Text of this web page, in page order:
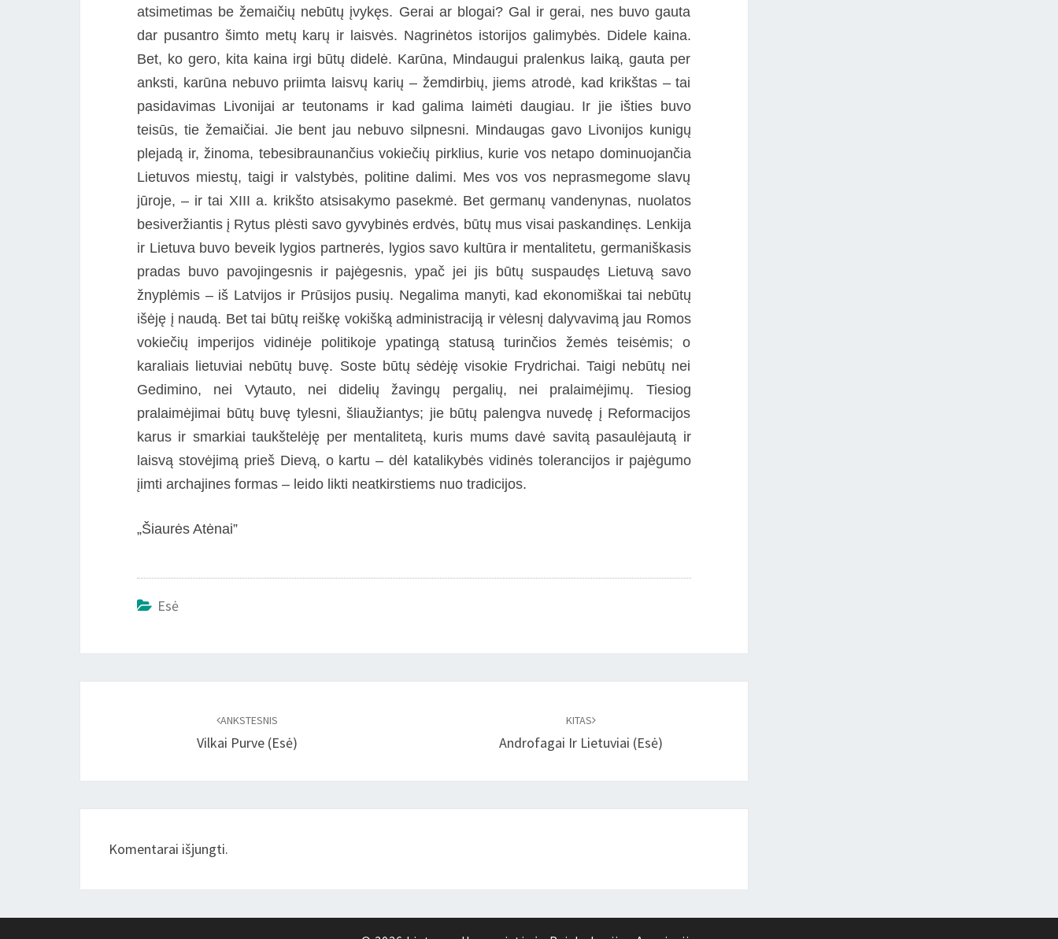
atsimetimas be žemaičių nebūtų įvykęs. Gerai ar blogai? Gal ir gerai, nes buvo gauta
dar pusantro šimto metų karų ir laisvės. Nagrinėtos istorijos galimybės. Didele kaina.
Bet, ko gero, kita kaina irgi būtų didelė. Karūna, Mindaugui pralenkus laiką, gauta per
anksti, karūna nebuvo priimta laisvų karių – žemdirbių, jiems atrodė, kad krikštas – tai
pasidavimas Livonijai ar teutonams ir kad galima laimėti daugiau. Ir jie išties buvo
teisūs, tie žemaičiai. Jie bent jau nebuvo silpnesni. Mindaugas gavo Livonijos kunigų
plejadą ir, žinoma, tebesibraunančius vokiečių pirklius, kurie vos netapo dominuojančia
Lietuvos miestų, taigi ir valstybės, politine dalimi. Mes vos vos neprasmegome slavų
jūroje, – ir tai XIII a. krikšto atsisakymo pasekmė. Bet germanų vandenynas, nuolatos
besiveržiantis į Rytus plėsti savo gyvybinės erdvės, būtų mus visai paskandinęs. Lenkija
ir Lietuva buvo beveik lygios partnerės, lygios savo kultūra ir mentalitetu, germaniškasis
pradas buvo pavojingesnis ir pajėgesnis, ypač jei jis būtų suspaudęs Lietuvą savo
žnyplėmis – iš Latvijos ir Prūsijos pusių. Negalima manyti, kad ekonomiškai tai nebūtų
išėję į naudą. Bet tai būtų reiškę vokišką administraciją ir vėlesnį dalyvavimą jau Romos
vokiečių imperijos vidinėje politikoje ypatingą statusą turinčios žemės teisėmis; o
karaliais lietuviai nebūtų buvę. Soste būtų sėdėję visokie Frydrichai. Taigi nebūtų nei
Gedimino, nei Vytauto, nei didelių žavingų pergalių, nei pralaimėjimų. Tiesiog
pralaimėjimai būtų buvę tylesni, šliaužiantys; jie būtų palengva nuvedę į Reformacijos
karus ir smarkiai taukštelėję per mentalitetą, kuris mums davė savitą pasaulėjautą ir
laisvą stovėjimą prieš Dievą, o kartu – dėl katalikybės vidinės tolerancijos ir pajėgumo
įimti archajines formas – leido likti neatkirstiems nuo tradicijos.
„Šiaurės Atėnai”
Esė
ANKSTESNIS
Vilkai Purve (Esė)
KITAS
Androfagai Ir Lietuviai (Esė)
Komentarai išjungti.